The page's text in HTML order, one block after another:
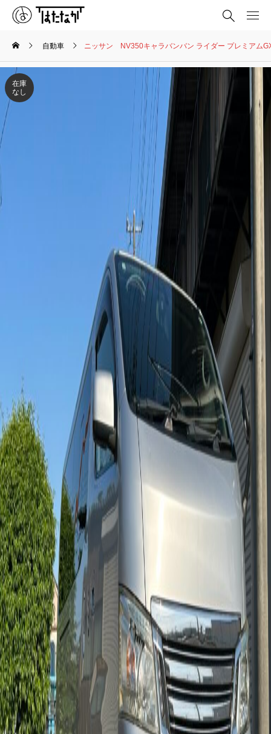
自動車 ニッサン NV350キャラバンバン ライダー プレミアム
在庫
なし